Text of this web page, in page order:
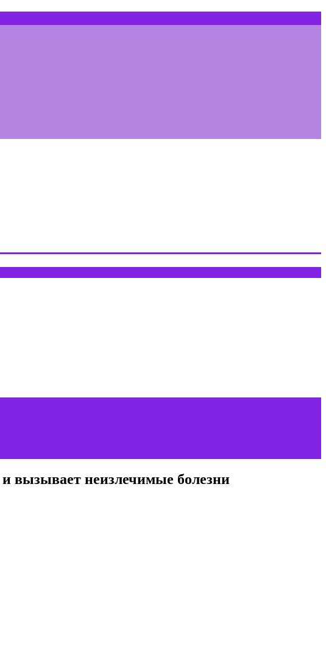
вызывает неизлечимые болезни